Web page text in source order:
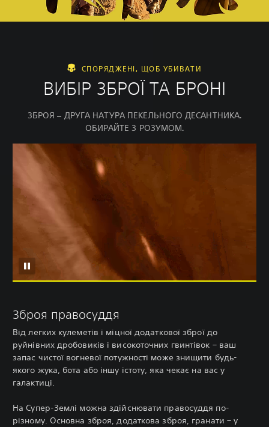
СПОРЯДЖЕНІ, ЩОБ УБИВАТИ
ВИБІР ЗБРОЇ ТА БРОНІ
ЗБРОЯ – ДРУГА НАТУРА ПЕКЕЛЬНОГО ДЕСАНТНИКА.
ОБИРАЙТЕ З РОЗУМОМ.
Зброя правосуддя
Від легких кулеметів і міцної додаткової зброї до
руйнівних дробовиків і високоточних гвинтівок – ваш
запас чистої вогневої потужності може знищити будь-
якого жука, бота або іншу істоту, яка чекає на вас у
галактиці.
На Супер-Землі можна здійснювати правосуддя по-
різному. Основна зброя, додаткова зброя, гранати – у